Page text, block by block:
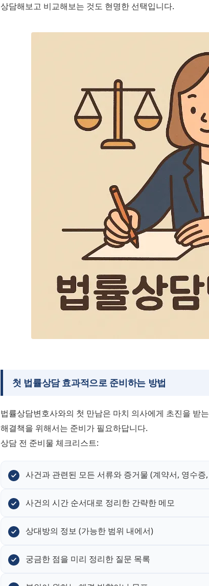
상담해보고 비교해보는 것도 현명한 선택입니다.
첫 법률상담 효과적으로 준비하는 방법
법률상담변호사와의 첫 만남은 마치 의사에게 초진을 받
해결책을 위해서는 준비가 필요하답니다.
상담 전 준비물 체크리스트:
사건과 관련된 모든 서류와 증거물 (계약서, 영수증
사건의 시간 순서대로 정리한 간략한 메모
상대방의 정보 (가능한 범위 내에서)
궁금한 점을 미리 정리한 질문 목록